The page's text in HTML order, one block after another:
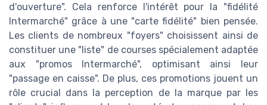
d'ouverture". Cela renforce l'intérêt pour la "fidélité
Intermarché" grâce à une "carte fidélité" bien pensée.
Les clients de nombreux "foyers" choisissent ainsi de
constituer une "liste" de courses spécialement adaptée
aux "promos Intermarché", optimisant ainsi leur
"passage en caisse". De plus, ces promotions jouent un
rôle crucial dans la perception de la marque par les